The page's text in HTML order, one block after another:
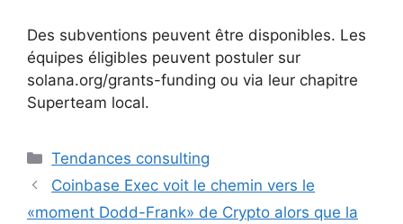
Des subventions peuvent être disponibles. Les
équipes éligibles peuvent postuler sur
solana.org/grants-funding ou via leur chapitre
Superteam local.
Catégories
Tendances consulting
Coinbase Exec voit le chemin vers le
«moment Dodd-Frank» de Crypto alors que la